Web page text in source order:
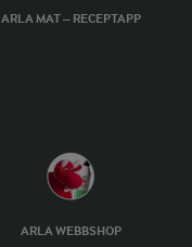
ARLA MAT – RECEPTAPP
ARLA WEBBSHOP